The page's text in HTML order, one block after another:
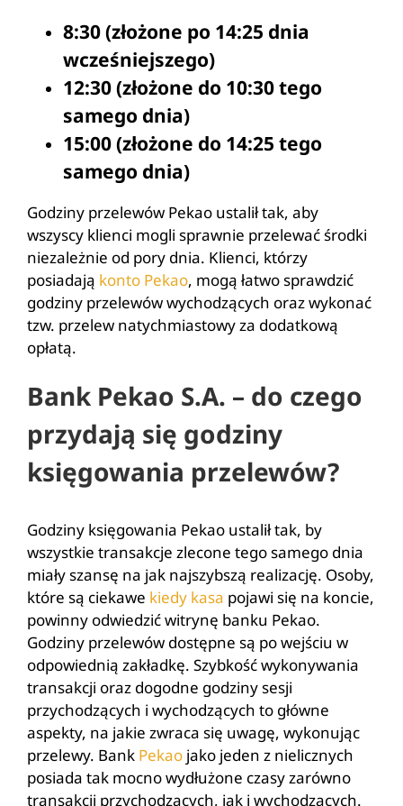
8:30 (złożone po 14:25 dnia
wcześniejszego)
12:30 (złożone do 10:30 tego
samego dnia)
15:00 (złożone do 14:25 tego
samego dnia)
Godziny przelewów Pekao ustalił tak, aby
wszyscy klienci mogli sprawnie przelewać środki
niezależnie od pory dnia. Klienci, którzy
posiadają konto Pekao, mogą łatwo sprawdzić
godziny przelewów wychodzących oraz wykonać
tzw. przelew natychmiastowy za dodatkową
opłatą.
Bank Pekao S.A. – do czego
przydają się godziny
księgowania przelewów?
Godziny księgowania Pekao ustalił tak, by
wszystkie transakcje zlecone tego samego dnia
miały szansę na jak najszybszą realizację. Osoby,
które są ciekawe kiedy kasa pojawi się na koncie,
powinny odwiedzić witrynę banku Pekao.
Godziny przelewów dostępne są po wejściu w
odpowiednią zakładkę. Szybkość wykonywania
transakcji oraz dogodne godziny sesji
przychodzących i wychodzących to główne
aspekty, na jakie zwraca się uwagę, wykonując
przelewy. Bank Pekao jako jeden z nielicznych
posiada tak mocno wydłużone czasy zarówno
transakcji przychodzących, jak i wychodzących.